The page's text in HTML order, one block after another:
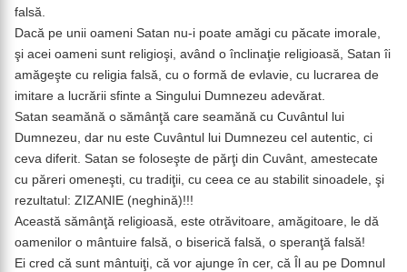
falsă.
Dacă pe unii oameni Satan nu-i poate amăgi cu păcate imorale,
şi acei oameni sunt religioşi, având o înclinaţie religioasă, Satan îi
amăgeşte cu religia falsă, cu o formă de evlavie, cu lucrarea de
imitare a lucrării sfinte a Singului Dumnezeu adevărat.
Satan seamănă o sămânţă care seamănă cu Cuvântul lui
Dumnezeu, dar nu este Cuvântul lui Dumnezeu cel autentic, ci
ceva diferit. Satan se foloseşte de părţi din Cuvânt, amestecate
cu păreri omeneşti, cu tradiţii, cu ceea ce au stabilit sinoadele, şi
rezultatul: ZIZANIE (neghină)!!!
Această sămânţă religioasă, este otrăvitoare, amăgitoare, le dă
oamenilor o mântuire falsă, o biserică falsă, o speranţă falsă!
Ei cred că sunt mântuiţi, că vor ajunge în cer, că Îl au pe Domnul